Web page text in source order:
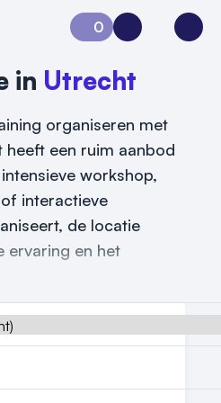
0
Aanvraag 0Inloggen
in Utrecht
organiseren met
een ruim aanbod
workshop,
interactieve
de locatie
ervaring en het